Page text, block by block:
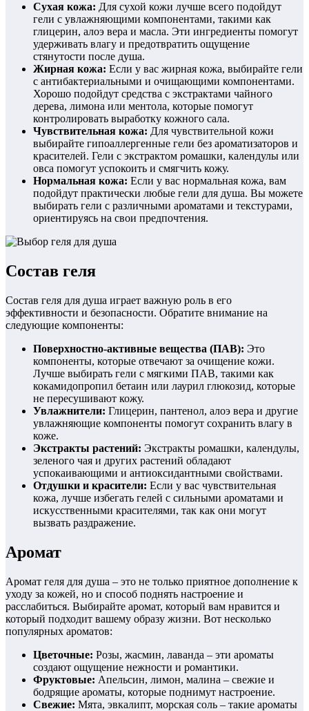
Сухая кожа: Для сухой кожи лучше всего подойдут
гели с увлажняющими компонентами, такими как
глицерин, алоэ вера и масла. Эти ингредиенты помогут
удерживать влагу и предотвратить ощущение
стянутости после душа.
Жирная кожа: Если у вас жирная кожа, выбирайте гели
с антибактериальными и очищающими компонентами.
Хорошо подойдут средства с экстрактами чайного
дерева, лимона или ментола, которые помогут
контролировать выработку кожного сала.
Чувствительная кожа: Для чувствительной кожи
выбирайте гипоаллергенные гели без ароматизаторов и
красителей. Гели с экстрактом ромашки, календулы или
овса помогут успокоить и смягчить кожу.
Нормальная кожа: Если у вас нормальная кожа, вам
подойдут практически любые гели для душа. Вы можете
выбирать гели с различными ароматами и текстурами,
ориентируясь на свои предпочтения.
Состав геля
Состав геля для душа играет важную роль в его
эффективности и безопасности. Обратите внимание на
следующие компоненты:
Поверхностно-активные вещества (ПАВ): Это
компоненты, которые отвечают за очищение кожи.
Лучше выбирать гели с мягкими ПАВ, такими как
кокамидопропил бетаин или лаурил глюкозид, которые
не пересушивают кожу.
Увлажнители: Глицерин, пантенол, алоэ вера и другие
увлажняющие компоненты помогут сохранить влагу в
коже.
Экстракты растений: Экстракты ромашки, календулы,
зеленого чая и других растений обладают
успокаивающими и антиоксидантными свойствами.
Отдушки и красители: Если у вас чувствительная
кожа, лучше избегать гелей с сильными ароматами и
искусственными красителями, так как они могут
вызвать раздражение.
Аромат
Аромат геля для душа – это не только приятное дополнение к
уходу за кожей, но и способ поднять настроение и
расслабиться. Выбирайте аромат, который вам нравится и
который подходит вашему образу жизни. Вот несколько
популярных ароматов:
Цветочные: Розы, жасмин, лаванда – эти ароматы
создают ощущение нежности и романтики.
Фруктовые: Апельсин, лимон, малина – свежие и
бодрящие ароматы, которые поднимут настроение.
Свежие: Мята, эвкалипт, морская соль – такие ароматы